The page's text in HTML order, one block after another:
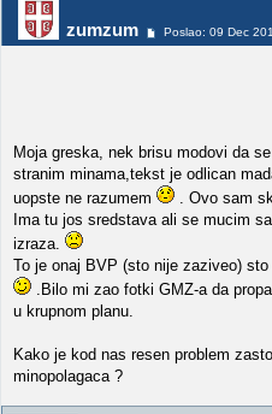
zumzum Poslao: 09 Dec
Moja greska, nek brisu modovi da
stranim minama,tekst je odlican
uopste ne razumem
. Ovo sam
Ima tu jos sredstava ali se mucim
izraza.
To je onaj BVP (sto nije zaziveo)
.Bilo mi zao fotki GMZ-a da
u krupnom planu.
Kako je kod nas resen problem
minopolagaca ?